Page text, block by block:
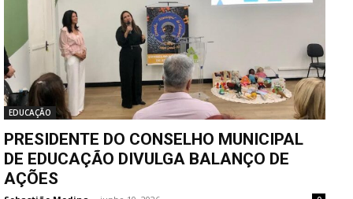
EDUCAÇÃO
PRESIDENTE DO CONSELHO MUNICIPAL
DE EDUCAÇÃO DIVULGA BALANÇO DE
AÇÕES